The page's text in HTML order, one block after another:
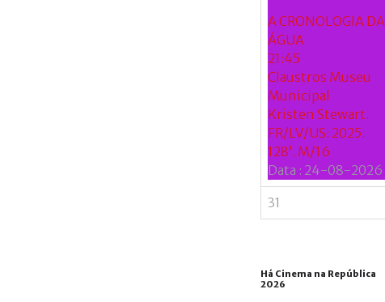
A CRONOLOGIA DA
ÁGUA
21:45
Claustros Museu
Municipal
Kristen Stewart.
FR/LV/US: 2025.
128’. M/16
Data : 24-08-2026
31
Há Cinema na República
2026